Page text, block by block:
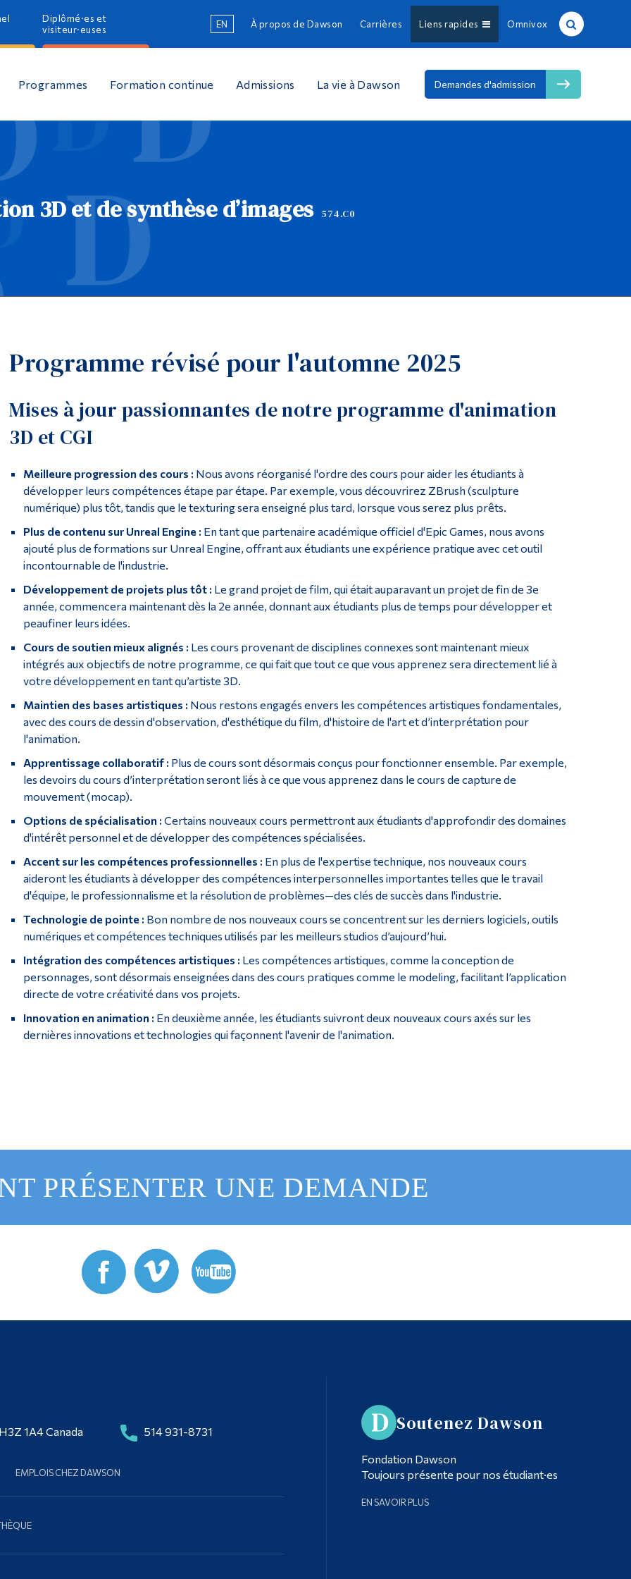
Diplômé·es et
visiteur·euses
EN À propos de Dawson Carrières Liens rapides Omnivox
Programmes Formation continue Admissions La vie à Dawson Demandes d'admission
MENU
3D et de synthèse d’images 574.C0
Programme révisé pour l'automne 2025
Mises à jour passionnantes de notre programme d'animation
3D et CGI
Meilleure progression des cours : Nous avons réorganisé l'ordre des cours pour aider les étudiants à
développer leurs compétences étape par étape. Par exemple, vous découvrirez ZBrush (sculpture
numérique) plus tôt, tandis que le texturing sera enseigné plus tard, lorsque vous serez plus prêts.
Plus de contenu sur Unreal Engine : En tant que partenaire académique officiel d'Epic Games, nous avons
ajouté plus de formations sur Unreal Engine, offrant aux étudiants une expérience pratique avec cet outil
incontournable de l'industrie.
Développement de projets plus tôt : Le grand projet de film, qui était auparavant un projet de fin de 3e
année, commencera maintenant dès la 2e année, donnant aux étudiants plus de temps pour développer et
peaufiner leurs idées.
Cours de soutien mieux alignés : Les cours provenant de disciplines connexes sont maintenant mieux
intégrés aux objectifs de notre programme, ce qui fait que tout ce que vous apprenez sera directement lié à
votre développement en tant qu’artiste 3D.
Maintien des bases artistiques : Nous restons engagés envers les compétences artistiques fondamentales,
avec des cours de dessin d'observation, d'esthétique du film, d'histoire de l'art et d’interprétation pour
l'animation.
Apprentissage collaboratif : Plus de cours sont désormais conçus pour fonctionner ensemble. Par exemple,
les devoirs du cours d’interprétation seront liés à ce que vous apprenez dans le cours de capture de
mouvement (mocap).
Options de spécialisation : Certains nouveaux cours permettront aux étudiants d'approfondir des domaines
d'intérêt personnel et de développer des compétences spécialisées.
Accent sur les compétences professionnelles : En plus de l'expertise technique, nos nouveaux cours
aideront les étudiants à développer des compétences interpersonnelles importantes telles que le travail
d'équipe, le professionnalisme et la résolution de problèmes—des clés de succès dans l'industrie.
Technologie de pointe : Bon nombre de nos nouveaux cours se concentrent sur les derniers logiciels, outils
numériques et compétences techniques utilisés par les meilleurs studios d’aujourd’hui.
Intégration des compétences artistiques : Les compétences artistiques, comme la conception de
personnages, sont désormais enseignées dans des cours pratiques comme le modeling, facilitant l’application
directe de votre créativité dans vos projets.
Innovation en animation : En deuxième année, les étudiants suivront deux nouveaux cours axés sur les
dernières innovations et technologies qui façonnent l'avenir de l'animation.
PRÉSENTER UNE DEMANDE
1A4 Canada 514 931-8731
EMPLOIS CHEZ DAWSON
Soutenez Dawson
Fondation Dawson
Toujours présente pour nos étudiant·es
EN SAVOIR PLUS
Recherche sur le site
Recherche de personnes
Informations
La vie à Dawson
Qui vous êtes
Étudiants actuels
personnel administratif
Diplômé·es et visiteur·euses